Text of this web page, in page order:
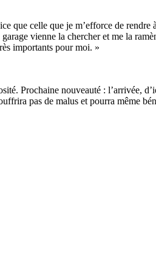
que celle que je m’efforce de rendre
vienne la chercher et me la
importants pour moi. »
Prochaine nouveauté : l’arrivée,
pas de malus et pourra même